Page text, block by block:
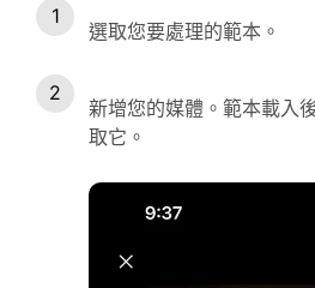
選取您要處理的範本。
新增您的媒體。範本載入
取它。